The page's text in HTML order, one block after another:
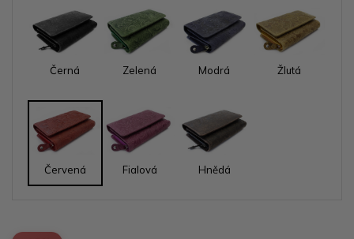
Černá Zelená Modrá Žlutá
Červená Fialová Hnědá